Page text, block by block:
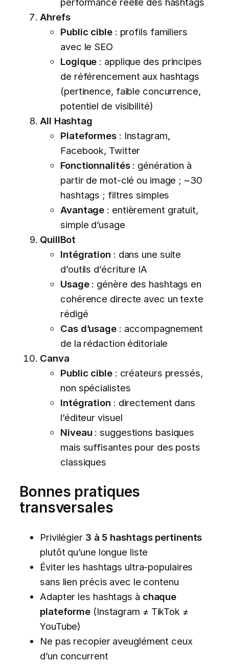
Ahrefs
Public cible: profils familiers
avec le SEO
Logique : applique des principes
de référencement aux hashtags
(pertinence, faible concurrence,
potentiel de visibilité)
All Hashtag
Plateformes: Instagram,
Facebook, Twitter
Fonctionnalités: génération à
partir de mot-clé ou image ; ~30
hashtags ; filtres simples
Avantage : entièrement gratuit,
simple d’usage
QuillBot
Intégration : dans une suite
d’outils d’écriture IA
Usage: génère des hashtags en
cohérence directe avec un texte
rédigé
Cas d’usage: accompagnement
de la rédaction éditoriale
Canva
Public cible: créateurs pressés,
non spécialistes
Intégration : directement dans
l’éditeur visuel
Niveau : suggestions basiques
mais suffisantes pour des posts
classiques
Bonnes pratiques
transversales
Privilégier 3 à 5 hashtags pertinents
plutôt qu’une longue liste
Éviter les hashtags ultra-populaires
sans lien précis avec le contenu
Adapter les hashtags à chaque
plateforme (Instagram ≠ TikTok ≠
YouTube)
Ne pas recopier aveuglément ceux
d’un concurrent